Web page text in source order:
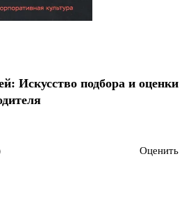
Искусство подбора и оценки
Оценить